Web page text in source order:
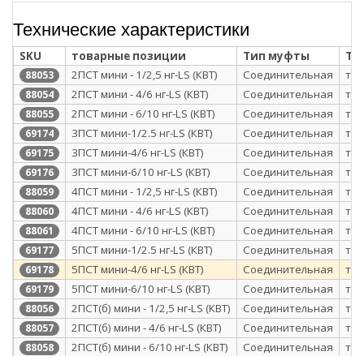
Технические характеристики
SKU товарные позиции Тип муфты
88053 2ПСТ мини - 1/2,5 нг-LS (КВТ) Соединительная
88054 2ПСТ мини - 4/6 нг-LS (КВТ) Соединительная
88055 2ПСТ мини - 6/10 нг-LS (КВТ) Соединительная
69174 3ПСТ мини-1/2.5 нг-LS (КВТ) Соединительная
69175 3ПСТ мини-4/6 нг-LS (КВТ) Соединительная
69176 3ПСТ мини-6/10 нг-LS (КВТ) Соединительная
88059 4ПСТ мини - 1/2,5 нг-LS (КВТ) Соединительная
88060 4ПСТ мини - 4/6 нг-LS (КВТ) Соединительная
88061 4ПСТ мини - 6/10 нг-LS (КВТ) Соединительная
69177 5ПСТ мини-1/2.5 нг-LS (КВТ) Соединительная
69178 5ПСТ мини-4/6 нг-LS (КВТ) Соединительная
69179 5ПСТ мини-6/10 нг-LS (КВТ) Соединительная
88056 2ПСТ(б) мини - 1/2,5 нг-LS (КВТ) Соединительная
88057 2ПСТ(б) мини - 4/6 нг-LS (КВТ) Соединительная
88058 2ПСТ(б) мини - 6/10 нг-LS (КВТ) Соединительная